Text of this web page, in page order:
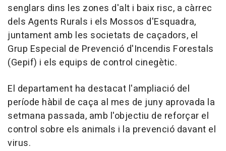
senglars dins les zones d'alt i baix risc, a càrrec
dels Agents Rurals i els Mossos d'Esquadra,
juntament amb les societats de caçadors, el
Grup Especial de Prevenció d'Incendis Forestals
(Gepif) i els equips de control cinegètic.
El departament ha destacat l'ampliació del
període hàbil de caça al mes de juny aprovada la
setmana passada, amb l'objectiu de reforçar el
control sobre els animals i la prevenció davant el
virus.